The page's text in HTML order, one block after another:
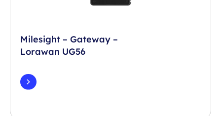
Milesight – Gateway –
Lorawan UG56